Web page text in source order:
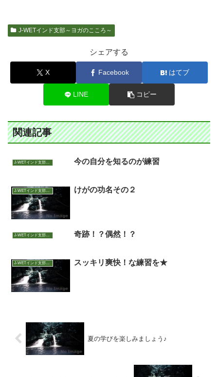
J-WETインド支部～ヨガのこころ～
シェアする
X Facebook はてブ
LINE コピー
関連記事
J-WETインド支部～ヨガのこころ～ 今の自分を知るのが練習
J-WETインド支部～ヨガのこころ～ けがの功名その２
J-WETインド支部～ヨガのこころ～ 奇跡！？偶然！？
J-WETインド支部～ヨガのこころ～ スッキリ爽快！な練習を★
夏の学びを楽しみましょう♪